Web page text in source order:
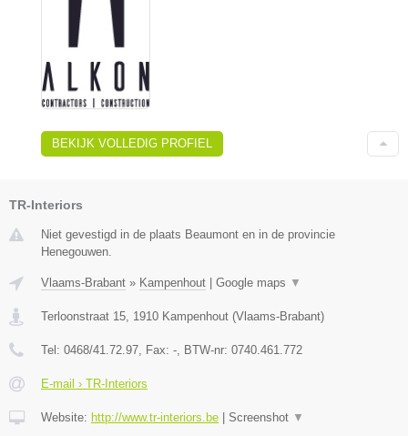
BEKIJK VOLLEDIG PROFIEL
TR-Interiors
Niet gevestigd in de plaats Beaumont en in de provincie
Henegouwen.
Vlaams-Brabant » Kampenhout Google maps ▼
Terloonstraat 15 1910 Kampenhout (Vlaams-Brabant)
Tel: 0468/41.72.97 , Fax: - , BTW-nr: 0740.461.772
E-mail › TR-Interiors
Website: http://www.tr-interiors.be Screenshot ▼